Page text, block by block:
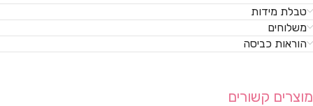
טבלת מידות
משלוחים
הוראות כביסה
מוצרים קשורים